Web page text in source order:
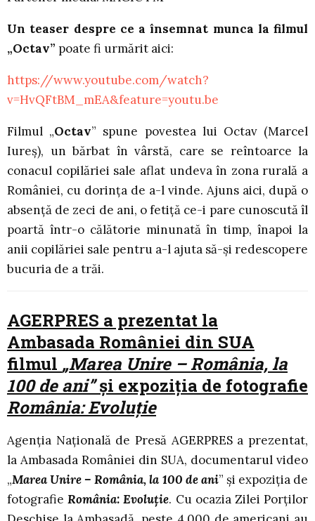
Un teaser despre ce a însemnat munca la filmul
„Octav” poate fi urmărit aici:
https://www.youtube.com/watch?
v=HvQFtBM_mEA&feature=youtu.be
Filmul „Octav” spune povestea lui Octav (Marcel
Iureș), un bărbat în vârstă, care se reîntoarce la
conacul copilăriei sale aflat undeva în zona rurală a
României, cu dorința de a-l vinde. Ajuns aici, după o
absență de zeci de ani, o fetiță ce-i pare cunoscută îl
poartă într-o călătorie minunată în timp, înapoi la
anii copilăriei sale pentru a-l ajuta să-și redescopere
bucuria de a trăi.
AGERPRES a prezentat la
Ambasada României din SUA
filmul „Marea Unire – România, la
100 de ani”și expoziția de fotografie
România: Evoluție
Agenția Națională de Presă AGERPRES a prezentat,
la Ambasada României din SUA, documentarul video
„Marea Unire – România, la 100 de ani” și expoziția de
fotografieRomânia: Evoluție. Cu ocazia Zilei Porților